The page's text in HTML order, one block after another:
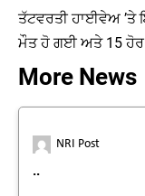
ਤੱਟਵਰਤੀ ਹਾਈਵੇਅ ’ਤੇ
ਮੌਤ ਹੋ ਗਈ ਅਤੇ 15 ਹੋਰ
More News
NRI Post
..